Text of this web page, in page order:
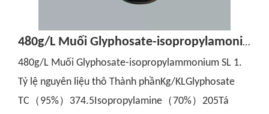
480g/L Muối Glyphosate-isopropylamoni SL
480g/L Muối Glyphosate-isopropylammonium SL 1.
Tỷ lệ nguyên liệu thô Thành phầnKg/KLGlyphosate
TC（95%）374.5Isopropylamine（70%）205Tá